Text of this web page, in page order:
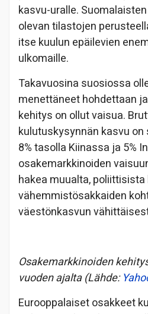
kasvu-uralle.
olevan tilastojen
itse kuulun epäilevien
ulkomaille.
Takavuosina suosiossa
menettäneet hohdettaan
kehitys on ollut vaisua.
kulutuskysynnän kasvu
8% tasolla Kiinassa ja 5%
osakemarkkinoiden
hakea muualta,
vähemmistösakkaiden
väestönkasvun
Osakemarkkinoiden
vuoden ajalta (Lähde:
Eurooppalaiset osakkeet